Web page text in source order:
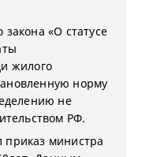
«О статусе
жилого
норму
не
РФ.
приказ министра